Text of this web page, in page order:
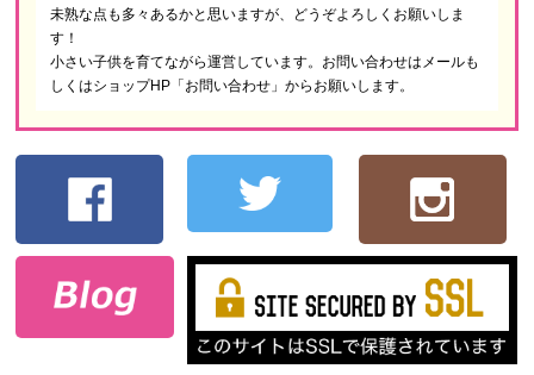
未熟な点も多々あるかと思いますが、どうぞよろしくお願いしま
す！
小さい子供を育てながら運営しています。お問い合わせはメールも
しくはショップHP「お問い合わせ」からお願いします。